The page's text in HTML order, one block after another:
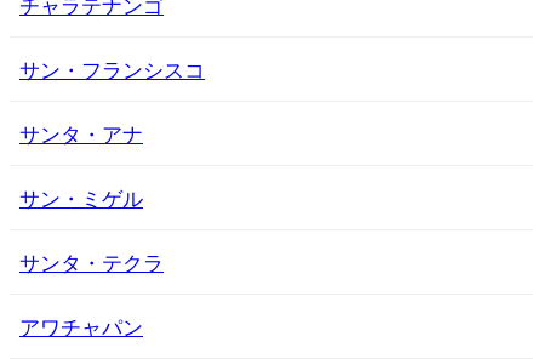
サン・フランシスコ
サンタ・アナ
サン・ミゲル
サンタ・テクラ
アワチャパン